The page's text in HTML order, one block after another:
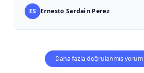
ES Ernesto Sardain Perez
Daha fazla doğrulanmış